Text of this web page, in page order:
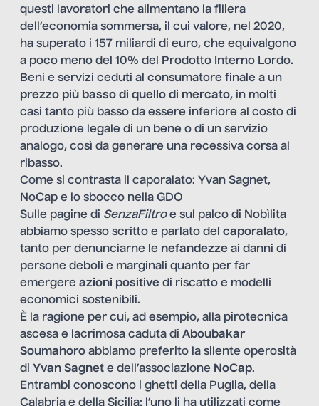
questi lavoratori che alimentano la filiera
dell’economia sommersa, il cui valore, nel 2020,
ha superato i 157 miliardi di euro, che equivalgono
a poco meno del 10% del Prodotto Interno Lordo.
Beni e servizi ceduti al consumatore finale a un
prezzo più basso di quello di mercato, in molti
casi tanto più basso da essere inferiore al costo di
produzione legale di un bene o di un servizio
analogo, così da generare una recessiva corsa al
ribasso.
Come si contrasta il caporalato: Yvan Sagnet,
NoCap e lo sbocco nella GDO
Sulle pagine di SenzaFiltroe sul palco di Nobìlita
abbiamo spesso scritto e parlato del caporalato,
tanto per denunciarne le nefandezze ai danni di
persone deboli e marginali quanto per far
emergere azioni positive di riscatto e modelli
economici sostenibili.
È la ragione per cui, ad esempio, alla pirotecnica
ascesa e lacrimosa caduta di Aboubakar
Soumahoro abbiamo preferito la silente operosità
di Yvan Sagnet e dell’associazione NoCap.
Entrambi conoscono i ghetti della Puglia, della
Calabria e della Sicilia: l’uno li ha utilizzati come